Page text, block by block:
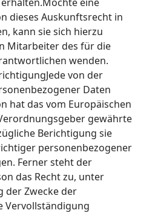
dieses Auskunftsrecht in
kann sie sich hierzu
Mitarbeiter des für die
wenden.
von der
Daten
hat das vom Europäischen
gewährte
Berichtigung sie
personenbezogener
Ferner steht der
das Recht zu, unter
der Zwecke der
Vervollständigung